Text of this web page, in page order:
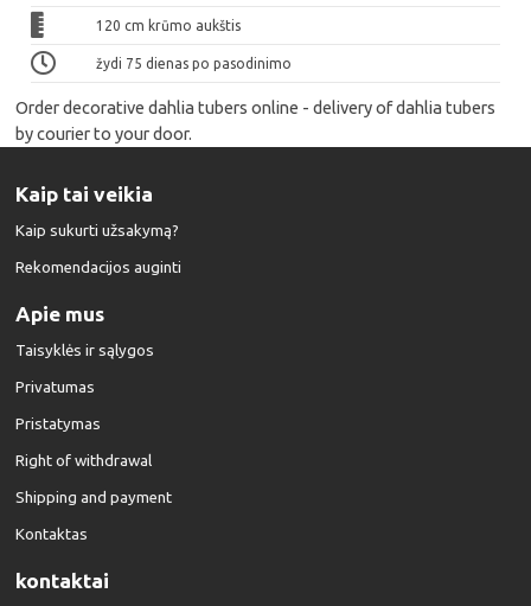
120 cm krūmo aukštis
žydi 75 dienas po pasodinimo
Order decorative dahlia tubers online - delivery of dahlia tubers
by courier to your door.
Kaip tai veikia
Kaip sukurti užsakymą?
Rekomendacijos auginti
Apie mus
Taisyklės ir sąlygos
Privatumas
Pristatymas
Right of withdrawal
Shipping and payment
Kontaktas
kontaktai